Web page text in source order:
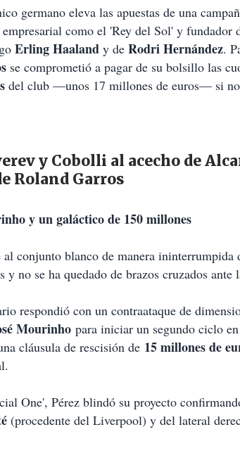
germano eleva las apuestas de una
como el 'Rey del Sol' y fundador
Erling Haaland y de Rodri Hernández.
se comprometió a pagar de su bolsillo las
del club —unos 17 millones de euros— si
y Cobolli al acecho de
Roland Garros
y un galáctico de 150 millones
al conjunto blanco de manera ininterrumpida
y no se ha quedado de brazos cruzados
respondió con un contraataque de
Mourinho para iniciar un segundo ciclo
cláusula de rescisión de 15 millones de
One', Pérez blindó su proyecto
(procedente del Liverpool) y del lateral